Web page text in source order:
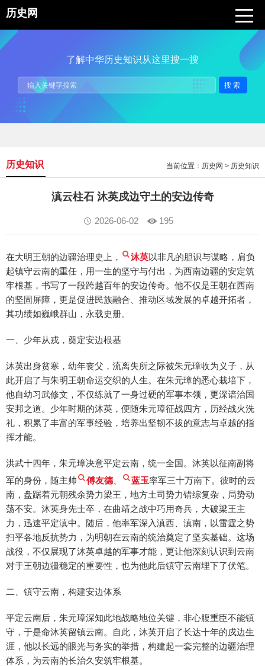
历史网
了解中华历史知识从这里搜一搜
搜索
当前位置： 历史网 > 历史知识
历史知识
滇云柱石 沐英戍边守土的安边传奇
2026-06-02 195
在大明王朝的边疆治理史上， 沐英以非凡的胆识与谋略，肩负
起镇守云南的重任，用一生的坚守与付出，为西南边疆的安定筑
牢根基，书写了一段跨越百年的安边传奇。他不仅是王朝在西南
的坚固屏障，更是促进民族融合、推动区域发展的卓越开拓者，
其功绩如巍峨群山，永载史册。
一、少年从戎，奠定安边根基
沐英出身贫寒，幼年丧父，流离失所之际被朱元璋收为义子，从
此开启了与朱明王朝命运交织的人生。在朱元璋的悉心栽培下，
他自幼习武修文，不仅练就了一身过硬的军事本领，更深谙治国
安邦之道。少年时期的沐英，便随朱元璋征战四方，历经战火洗
礼，积累了丰富的军事经验，培养出坚韧不拔的意志与卓越的指
挥才能。
洪武十四年，朱元璋决意平定云南，统一全国。沐英以征南副将
军的身份，随主帅
傅友德 蓝玉率军三十万南下。彼时的云
南，盘踞着元朝残余势力梁王，地方土司势力错综复杂，局势动
荡不安。沐英身先士卒，在曲靖之战中巧用奇兵，大破梁王主
力，迅速平定滇中。随后，他率军深入滇西、滇南，以雷霆之势
扫平各地反抗势力，为明朝在云南的统治奠定了坚实基础。这场
战役，不仅展现了沐英卓越的军事才能，更让他深刻认识到云南
对于王朝边疆稳定的重要性，也为他此后镇守云南埋下了伏笔。
二、镇守云南，构建安边体系
平定云南后，朱元璋深知此地战略地位关键，非心腹重臣不能镇
守，于是命沐英留镇云南。自此，沐英开启了长达十年的戍边生
涯，他以长远的眼光与务实的举措，构建起一套完整的边疆治理
体系，为云南的长治久安筑牢根基。